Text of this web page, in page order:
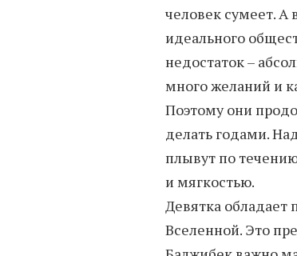
человек сумеет. А
идеального
недостаток –
много желаний и
Поэтому они
делать годами.
плывут по
и мягкостью.
Девятка
Вселенной. Это